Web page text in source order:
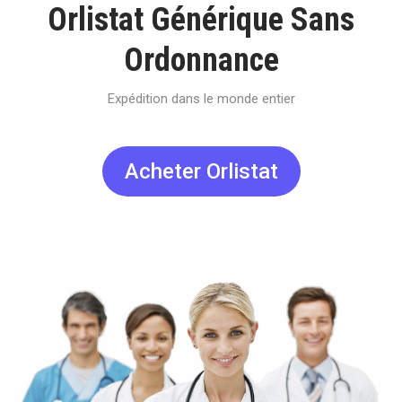
Orlistat Générique Sans
Ordonnance
Expédition dans le monde entier
Acheter Orlistat